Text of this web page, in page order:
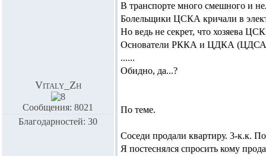
Vitaly_Zh
Сообщения: 8021
Благодарностей: 30
В транспорте много смешного и
Болельщики ЦСКА кричали в
Но ведь не секрет, что хозяева
Основатели РККА и ЦДКА
......
Обидно, да...?
По теме.
Соседи продали квартиру. 3-к.к.
Я постеснялся спросить кому